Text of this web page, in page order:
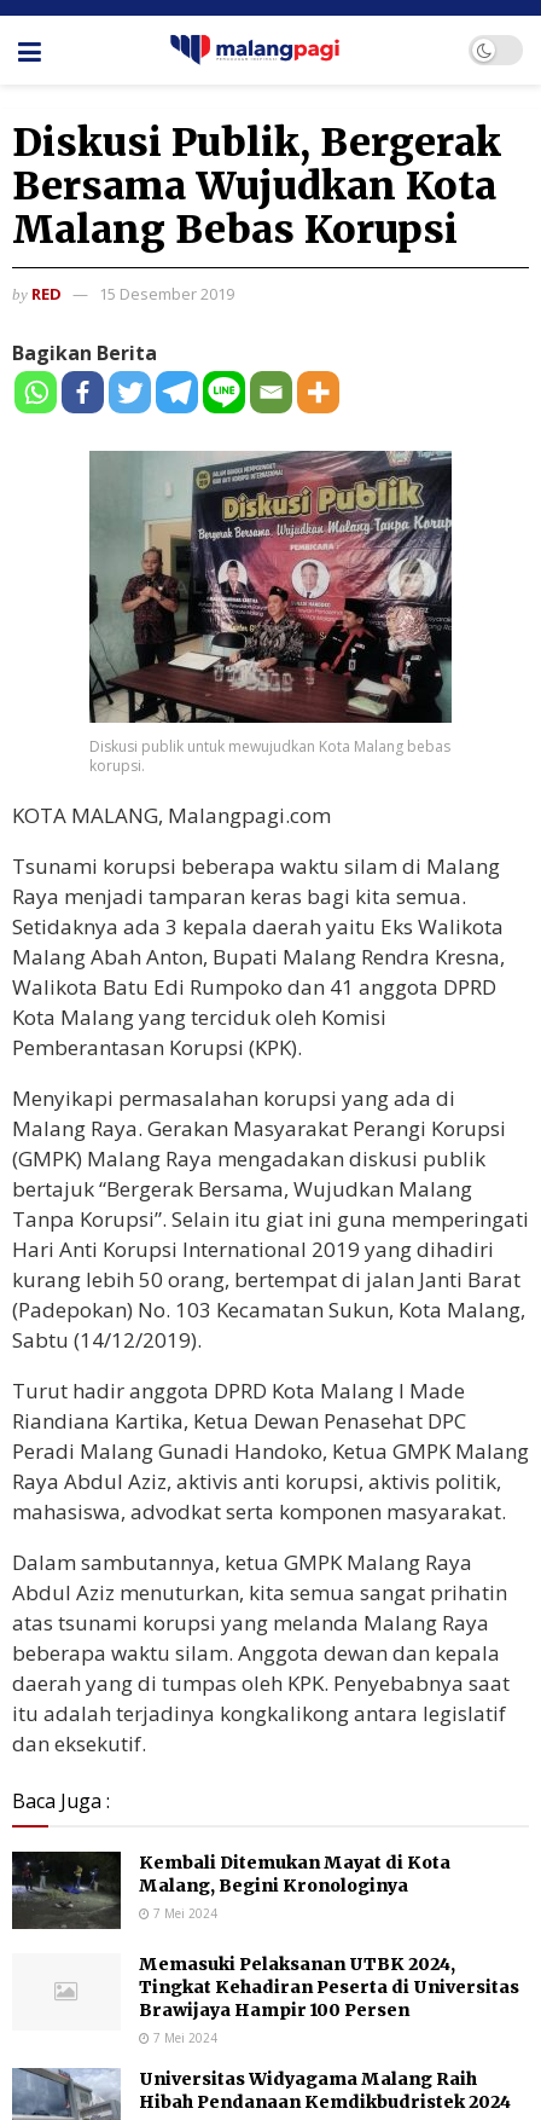
Diskusi Publik, Bergerak
Bersama Wujudkan Kota
Malang Bebas Korupsi
by RED 15 Desember 2019
Bagikan Berita
Diskusi publik untuk mewujudkan Kota Malang bebas
korupsi.
KOTA MALANG, Malangpagi.com
Tsunami korupsi beberapa waktu silam di Malang
Raya menjadi tamparan keras bagi kita semua.
Setidaknya ada 3 kepala daerah yaitu Eks Walikota
Malang Abah Anton, Bupati Malang Rendra Kresna,
Walikota Batu Edi Rumpoko dan 41 anggota DPRD
Kota Malang yang terciduk oleh Komisi
Pemberantasan Korupsi (KPK).
Menyikapi permasalahan korupsi yang ada di
Malang Raya. Gerakan Masyarakat Perangi Korupsi
(GMPK) Malang Raya mengadakan diskusi publik
bertajuk “Bergerak Bersama, Wujudkan Malang
Tanpa Korupsi”. Selain itu giat ini guna memperingati
Hari Anti Korupsi International 2019 yang dihadiri
kurang lebih 50 orang, bertempat di jalan Janti Barat
(Padepokan) No. 103 Kecamatan Sukun, Kota Malang,
Sabtu (14/12/2019).
Turut hadir anggota DPRD Kota Malang I Made
Riandiana Kartika, Ketua Dewan Penasehat DPC
Peradi Malang Gunadi Handoko, Ketua GMPK Malang
Raya Abdul Aziz, aktivis anti korupsi, aktivis politik,
mahasiswa, advodkat serta komponen masyarakat.
Dalam sambutannya, ketua GMPK Malang Raya
Abdul Aziz menuturkan, kita semua sangat prihatin
atas tsunami korupsi yang melanda Malang Raya
beberapa waktu silam. Anggota dewan dan kepala
daerah yang di tumpas oleh KPK. Penyebabnya saat
itu adalah terjadinya kongkalikong antara legislatif
dan eksekutif.
Baca Juga :
Kembali Ditemukan Mayat di Kota
Malang, Begini Kronologinya
7 Mei 2024
Memasuki Pelaksanan UTBK 2024,
Tingkat Kehadiran Peserta di Universitas
Brawijaya Hampir 100 Persen
7 Mei 2024
Universitas Widyagama Malang Raih
Hibah Pendanaan Kemdikbudristek 2024